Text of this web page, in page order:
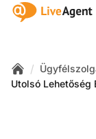
:site.title
Home
/
Utolsó Lehetőség